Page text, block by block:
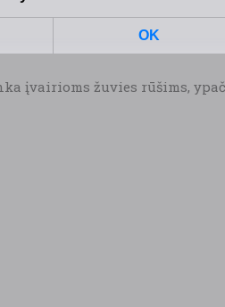
įvairioms žuvies rūšims,